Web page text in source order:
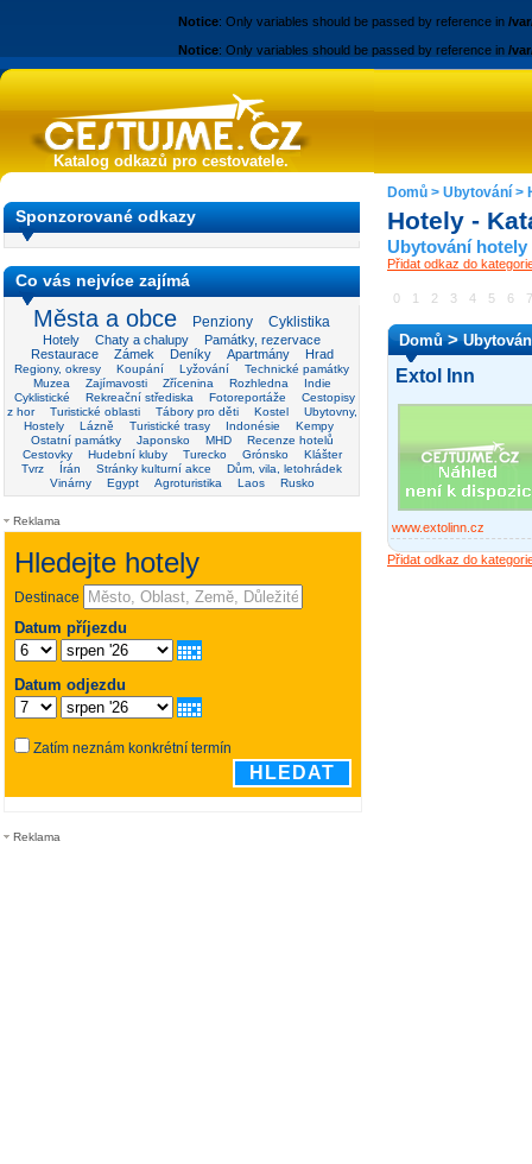
Notice: Only variables should be passed by reference in /
Notice: Only variables should be passed by reference in /
Katalog odkazů pro cestovatele.
Sponzorované odkazy
Co vás nejvíce zajímá
Města a obce Penziony Cyklistika
Hotely Chaty a chalupy
Památky, rezervace
Restaurace
Zámek Deníky Apartmány Hrad
Regiony, okresy Koupání Lyžování
Technické památky
Muzea
Zajímavosti Zřícenina Rozhledna
Indie
Cyklistické
Rekreační střediska Fotoreportáže
Cestopisy
z hor
Turistické oblasti Tábory pro děti Kostel
Ubytovny,
Hostely
Lázně Turistické trasy Indonésie
Kempy
Ostatní památky
Japonsko MHD
Recenze hotelů
Cestovky
Hudební kluby Turecko Grónsko
Klášter
Tvrz
Írán Stránky kulturní akce
Dům, vila, letohrádek
Vinárny
Egypt Agroturistika Laos Rusko
Reklama
Reklama
Domů > Ubytování >
Hotely -
Ubytování hotely
Přidat odkaz do
0 1 2 3 4 5 6 7
Domů>
Extol Inn
www.extolinn.cz
Přidat odkaz do